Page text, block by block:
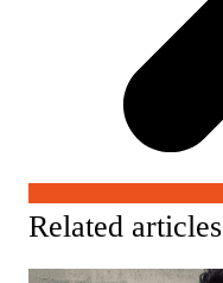
Related articles